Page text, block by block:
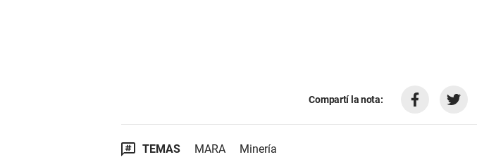
Compartí la nota:
TEMAS MARA Minería